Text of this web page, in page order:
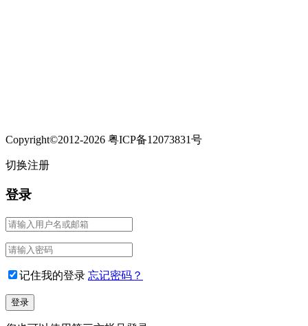
Copyright©2012-2026 粤ICP备12073831号
切换注册
登录
记住我的登录 忘记密码？